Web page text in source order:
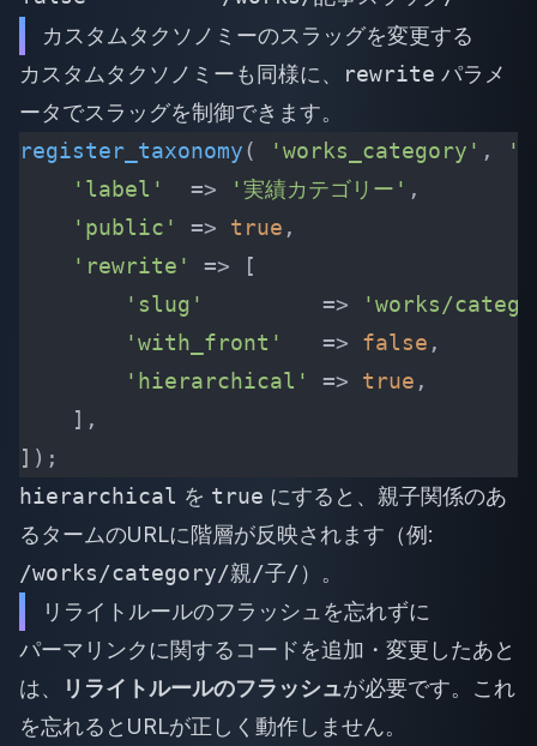
カスタムタクソノミーのスラッグを変更する
カスタムタクソノミーも同様に、
rewrite パラメ
ータでスラッグを制御できます。
register_taxonomy( 'works_category' ,
    'label'
  =>
'実績カテゴリー' ,
    'public'
=> true ,
    'rewrite'
=> [
        'slug'
         =>
'works/
        'with_front'
   =>
false ,
        'hierarchical'
=> true ,
    ],
]);
hierarchical を true にすると、親子関係のあ
るタームのURLに階層が反映されます（例:
/works/category/親/子/）。
リライトルールのフラッシュを忘れずに
パーマリンクに関するコードを追加・変更したあと
は、
リライトルールのフラッシュが必要です。これ
を忘れるとURLが正しく動作しません。